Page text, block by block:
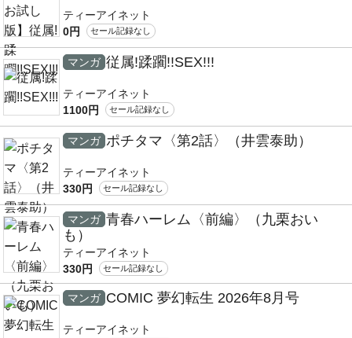
ティーアイネット
0円
セール記録なし
マンガ 従属!蹂躙!!SEX!!!
ティーアイネット
1100円
セール記録なし
マンガ ポチタマ〈第2話〉（井雲泰助）
ティーアイネット
330円
セール記録なし
マンガ 青春ハーレム〈前編〉（九栗おい
も）
ティーアイネット
330円
セール記録なし
マンガ COMIC 夢幻転生 2026年8月号
ティーアイネット